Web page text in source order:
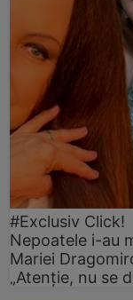
#Exclusiv Click!
Nepoatele i-au
Mariei
„Atenție, nu se